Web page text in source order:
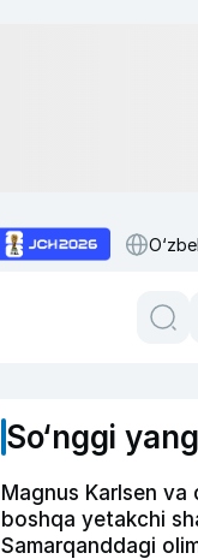
So‘nggi
Magnus Karlsen va
boshqa yetakchi
Samarqanddagi